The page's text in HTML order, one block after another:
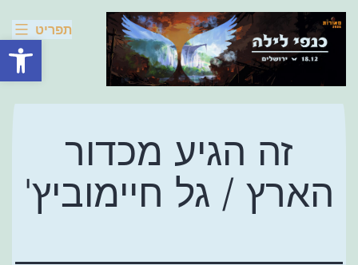
פתח
Skip
to
content
מאורות
2025
תפריט
זה הגיע מכדור
הארץ / גל חיימוביץ'